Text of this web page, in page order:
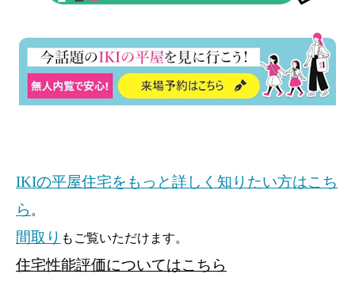
IKIの平屋住宅をもっと詳しく知りたい方はこち
ら 。
間取り もご覧いただけます。
住宅性能評価についてはこちら